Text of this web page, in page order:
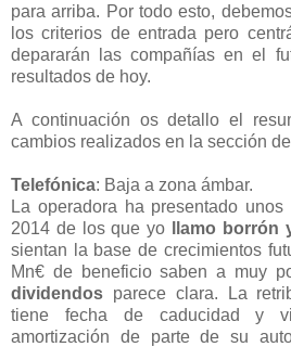
para arriba. Por todo esto,
los criterios de entrada pero
depararán las compañías en el
resultados de hoy.
A continuación os detallo el
cambios realizados en la sección
Telefónica: Baja a zona ámbar.
La operadora ha presentado
2014 de los que yo
llamo borrón
sientan la base de crecimientos
Mn€ de beneficio saben a muy
dividendos parece clara. La
tiene fecha de caducidad y
amortización de parte de su